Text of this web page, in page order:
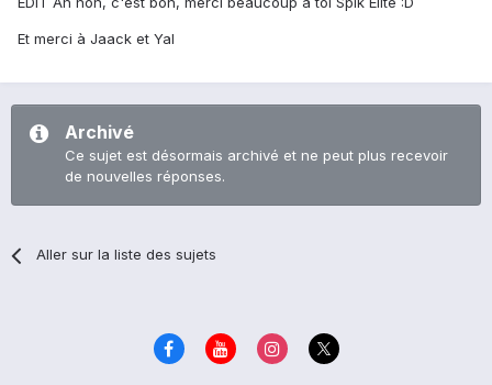
Et merci à Jaack et Yal
Archivé
Ce sujet est désormais archivé et ne peut plus recevoir
de nouvelles réponses.
Aller sur la liste des sujets